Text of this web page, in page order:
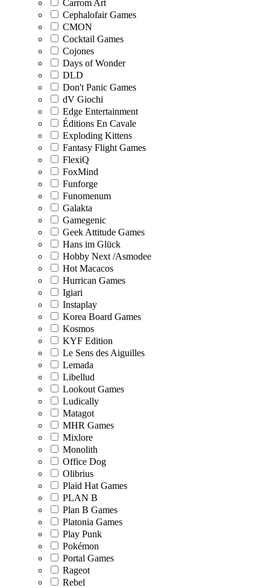
Carrom Art
Cephalofair Games
CMON
Cocktail Games
Cojones
Days of Wonder
DLD
Don't Panic Games
dV Giochi
Edge Entertainment
Éditions En Cavale
Exploding Kittens
Fantasy Flight Games
FlexiQ
FoxMind
Funforge
Funomenum
Galakta
Gamegenic
Geek Attitude Games
Hans im Glück
Hobby Next /Asmodee
Hot Macacos
Hurrican Games
Igiari
Instaplay
Korea Board Games
Kosmos
KYF Edition
Le Sens des Aiguilles
Lemada
Libellud
Lookout Games
Ludically
Matagot
MHR Games
Mixlore
Monolith
Office Dog
Olibrius
Plaid Hat Games
PLAN B
Plan B Games
Platonia Games
Play Punk
Pokémon
Portal Games
Rageot
Rebel